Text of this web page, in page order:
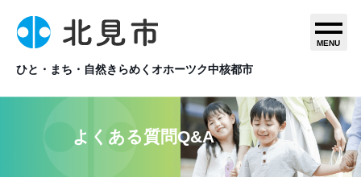
ひと・まち・自然きらめくオホーツク中核都市
MENU
よくある質問Q&A